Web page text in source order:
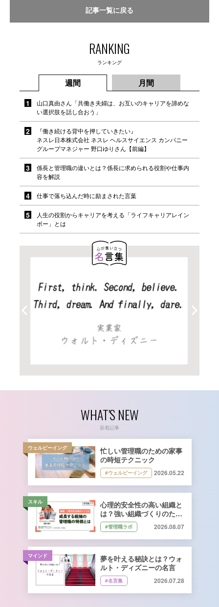
記事一覧に戻る
RANKING
ランキング
週間 月間
山口真由さん「共働き夫婦は、お互いのキャリアを諦めな
い選択肢を話し合おう」
『働き続ける背中を押していきたい』
ネスレ日本株式会社 ネスレ ヘルスサイエンス カンパニー
グループマネジャー 野口ゆりさん【前編】
係長と管理職の違いとは？係長に求められる役割や仕事内
容を解説
仕事で落ち込んだ時に励まされた言葉
人生の役割からキャリアを考える「ライフキャリアレイン
ボー」とは
WHAT'S NEW
新着記事
ウェルビーイング
忙しい管理職のための家事
の時短テクニック
#ウェルビーイング 2026.05.22
スキル
心理的安全性の高い組織と
は？強い組織づくりのため
に管理職ができること｜石
井遼介さん監修
#管理職ラボ 2026.08.07
マインド
夢を叶える秘訣とは？ウォ
ルト・ディズニーの名言
#名言集 2026.07.28